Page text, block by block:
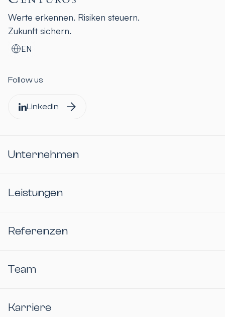
Werte erkennen. Risiken steuern.
Zukunft sichern.
EN
Follow us
LinkedIn
Unternehmen
Leistungen
Referenzen
Team
Karriere